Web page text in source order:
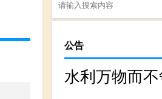
公告
水利万物而不